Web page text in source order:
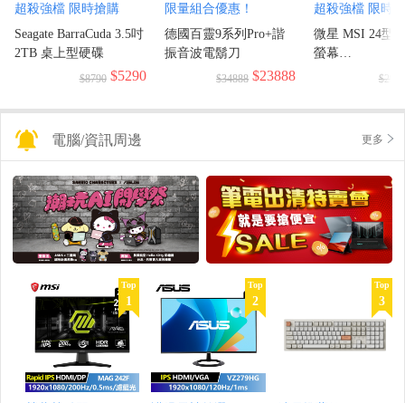
超殺強檔 限時搶購
Seagate BarraCuda 3.5吋
2TB 桌上型硬碟
$8790 $5290
限量組合優惠！
德國百靈9系列Pro+諧
振音波電鬍刀
$34888 $23888
超殺強檔 限時
微星 MSI 24型
螢幕
(1920x1080/$2990
電腦/資訊周邊 更多
Top
1
Top
2
Top
3